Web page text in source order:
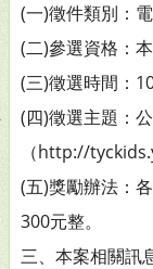
(一)徵件類別：
(二)參選資格：
(三)徵選時間：
(四)徵選主題：
（http://
(五)獎勵辦法：
300元整。
三、本案相關訊